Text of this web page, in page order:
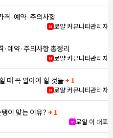
격·예약·주의사항
M 로얄 커뮤니티관리자
예약·주의사항 총정리
M 로얄 커뮤니티관리자
때 꼭 알아야 할 것들+ 1
M 로얄 커뮤니티관리자
이 맞는 이유? + 1
m 로얄 이 대표